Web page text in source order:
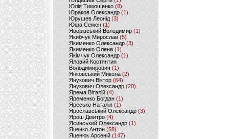
Юлія Тимошенко (8)
Юраков Олександр (1)
Юрушев Леонід (3)
Юфа Семен (1)
Яворівський Володимир (1)
Якибчук Мирослав (5)
Якименко Олександр (3)
Якименко Олена(1)
Якімчук Олександр (1)
Яловий Костянтин
Володимирович (1)
Янковський Микола(2)
Янукович Віктор (64)
Янукович Олександр(20)
Ярема Віталій(4)
Яременко Богдан(1)
Яресько Наталія(1)
Ярославський Олександр (3)
Ярош Дмитро (4)
Ясинський Олександр (1)
Яценко Антон(58)
Яценюк Арсеній (147)